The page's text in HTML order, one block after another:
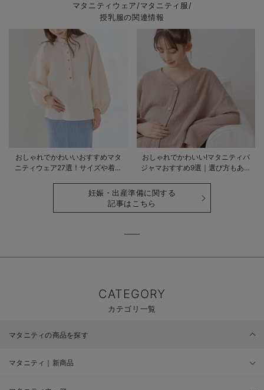
マタニティウェア/マタニティ服/
授乳服の関連情報
おしゃれでかわいいおすすめマタ
ニティウェア27選！サイズや着る
おしゃれでかわいい!マタニティパ
ジャマおすすめ9選｜選び方もあわ
妊娠・出産準備に関する
記事はこちら
CATEGORY
カテゴリ一覧
マタニティの商品を探す
マタニティ｜新商品